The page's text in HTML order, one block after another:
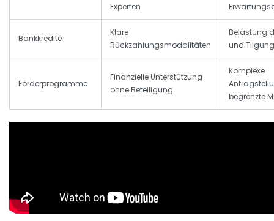
Experten
Bankkredite
Klare
Rückzahlungsmodalitäten
Belastung
und
Förderprogramme
Finanzielle Unterstützung
ohne Beteiligung
Komplexe
begrenzte